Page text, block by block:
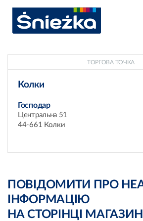
ТОРГОВА ТОЧКА
Колки
Господар
Центральна 51
44-661 Колки
ПОВІДОМИТИ ПРО
ІНФОРМАЦІЮ
НА СТОРІНЦІ